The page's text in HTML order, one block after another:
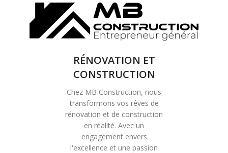
SOLUTIONS DE
RÉNOVATION
COMPLÈTE
RÉNOVATION ET
CONSTRUCTION
Chez MB Construction, nous
transformons vos rêves de
rénovation et de construction
en réalité. Avec un
engagement envers
l'excellence et une passion